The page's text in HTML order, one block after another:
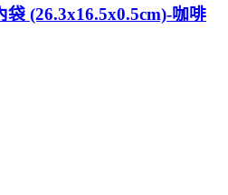
(26.3x16.5x0.5cm)-咖啡